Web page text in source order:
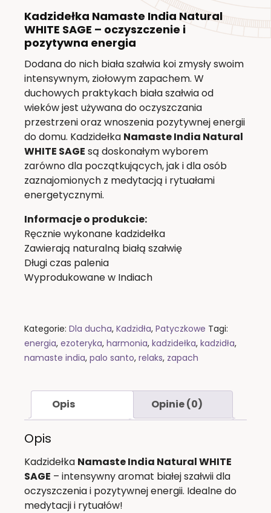
Kadzidełka Namaste India Natural
WHITE SAGE – oczyszczenie i
pozytywna energia
Dodana do nich biała szałwia koi zmysły swoim
intensywnym, ziołowym zapachem. W
duchowych praktykach biała szałwia od
wieków jest używana do oczyszczania
przestrzeni oraz wnoszenia pozytywnej energii
do domu. Kadzidełka Namaste India Natural
WHITE SAGE są doskonałym wyborem
zarówno dla początkujących, jak i dla osób
zaznajomionych z medytacją i rytuałami
energetycznymi.
Informacje o produkcie:
Ręcznie wykonane kadzidełka
Zawierają naturalną białą szałwię
Długi czas palenia
Wyprodukowane w Indiach
Kategorie: Dla ducha, Kadzidła, Patyczkowe Tagi:
energia, ezoteryka, harmonia, kadzidełka, kadzidła,
namaste india, palo santo, relaks, zapach
Opis Opinie (0)
Opis
Kadzidełka Namaste India Natural WHITE
SAGE – intensywny aromat białej szałwii dla
oczyszczenia i pozytywnej energii. Idealne do
medytacji i rytuałów!